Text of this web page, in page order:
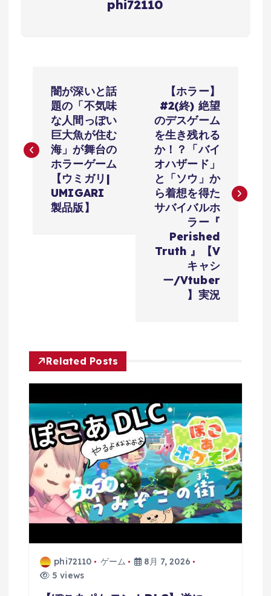
phi72110
ナ
闇が深いと話
題の「不気味
な人間っぽい
巨大魚が住む
海」が舞台の
ホラーゲーム
【ウミガリ|
UMIGARI
製品版】
【ホラー】
#2(終) 絶望
のデスゲーム
を生き残れる
か！？「バイ
オハザード」
と「ソウ」か
ら着想を得た
サバイバルホ
ラー『
Perished
Truth 』【V
キャシ
ー/Vtuber
】実況
Related Posts
phi72110 ゲーム
8月 7, 2026
5 views